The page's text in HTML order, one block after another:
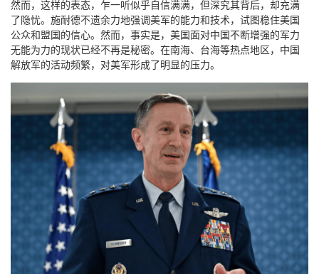
然而，这样的表态，乍一听似乎自信满满，但深究其背后，却充满
了隐忧。施耐德不遗余力地强调美军的能力和技术，试图稳住美国
公众和盟国的信心。然而，事实是，美国面对中国不断增强的军力
无能为力的现状已经不再是秘密。在南海、台海等热点地区，中国
解放军的活动频繁，对美军形成了明显的压力。